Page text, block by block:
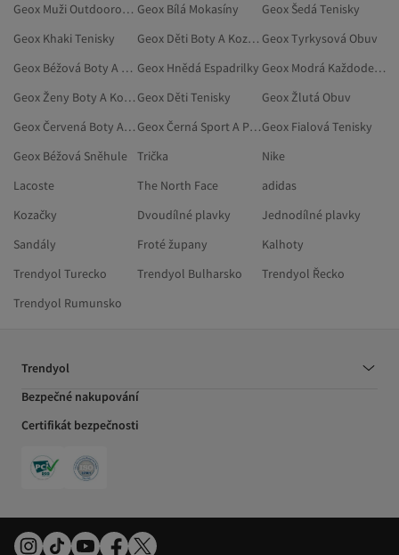
Geox Muži Outdoorové Boty Geox Bílá Mokasíny
Geox Šedá Tenisky
Geox Khaki Tenisky
Geox Děti Boty A Kozačky Geox Tyrkysová Obuv
Geox Béžová Boty A Kozačky Geox Hnědá Espadrilky
Geox Modrá Každodenní Obuv
Geox Ženy Boty A Kozačky Geox Děti Tenisky
Geox Žlutá Obuv
Geox Červená Boty A Kozačky
Geox Černá Sport A PřírodaGeox Fialová Tenisky
Geox Béžová Sněhule
Trička
Nike
Lacoste
The North Face
adidas
Kozačky
Dvoudílné plavky
Jednodílné plavky
Sandály
Froté župany
Kalhoty
Trendyol Turecko
Trendyol Bulharsko
Trendyol Řecko
Trendyol Rumunsko
Trendyol
Bezpečné nakupování
Certifikát bezpečnosti